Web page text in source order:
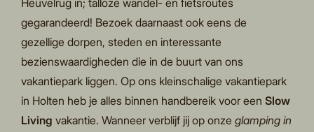
Heuvelrug in; talloze wandel- en fietsroutes
gegarandeerd! Bezoek daarnaast ook eens de
gezellige dorpen, steden en interessante
bezienswaardigheden die in de buurt van ons
vakantiepark liggen. Op ons kleinschalige vakantiepark
in Holten heb je alles binnen handbereik voor eenSlow
Living vakantie. Wanneer verblijf jij op onzeglamping in